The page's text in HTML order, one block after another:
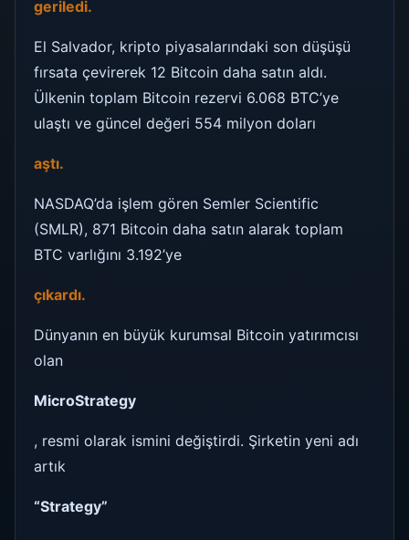
geriledi.
El Salvador, kripto piyasalarındaki son düşüşü
fırsata çevirerek 12 Bitcoin daha satın aldı.
Ülkenin toplam Bitcoin rezervi 6.068 BTC’ye
ulaştı ve güncel değeri 554 milyon doları
aştı.
NASDAQ’da işlem gören Semler Scientific
(SMLR), 871 Bitcoin daha satın alarak toplam
BTC varlığını 3.192’ye
çıkardı.
Dünyanın en büyük kurumsal Bitcoin yatırımcısı
olan
MicroStrategy
, resmi olarak ismini değiştirdi. Şirketin yeni adı
artık
“Strategy”